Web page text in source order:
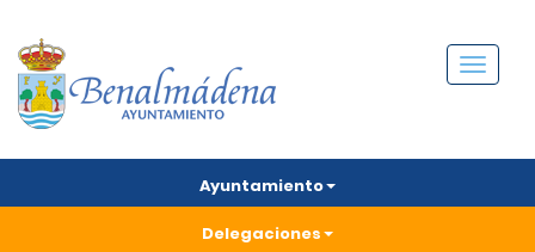
Menú
Ayuntamiento
Delegaciones